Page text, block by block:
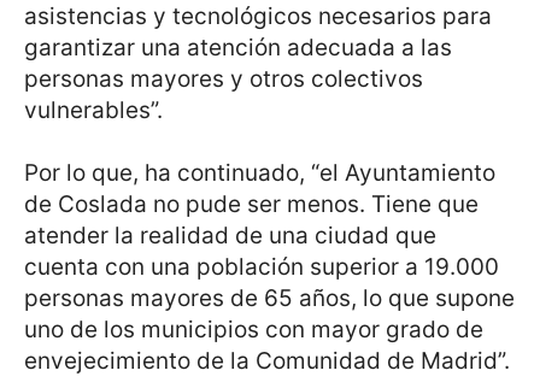
asistencias y tecnológicos necesarios para
garantizar una atención adecuada a las
personas mayores y otros colectivos
vulnerables”.
Por lo que, ha continuado, “el Ayuntamiento
de Coslada no pude ser menos. Tiene que
atender la realidad de una ciudad que
cuenta con una población superior a 19.000
personas mayores de 65 años, lo que supone
uno de los municipios con mayor grado de
envejecimiento de la Comunidad de Madrid”.